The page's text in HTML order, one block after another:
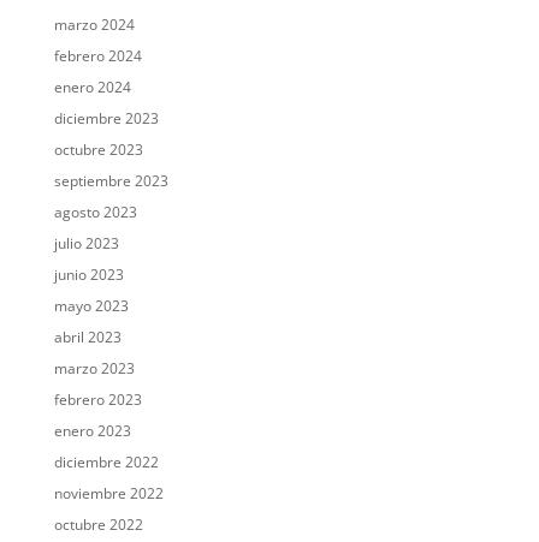
marzo 2024
febrero 2024
enero 2024
diciembre 2023
octubre 2023
septiembre 2023
agosto 2023
julio 2023
junio 2023
mayo 2023
abril 2023
marzo 2023
febrero 2023
enero 2023
diciembre 2022
noviembre 2022
octubre 2022